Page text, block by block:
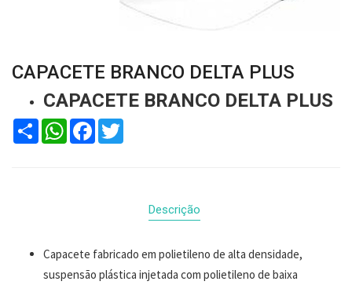
CAPACETE BRANCO DELTA PLUS
CAPACETE BRANCO DELTA PLUS
Compartilhar
WhatsAppFacebook
Twitter
Descrição
Capacete fabricado em polietileno de alta densidade,
suspensão plástica injetada com polietileno de baixa